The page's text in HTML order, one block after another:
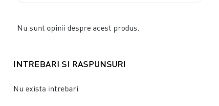
Nu sunt opinii despre acest produs.
INTREBARI SI RASPUNSURI
Nu exista intrebari